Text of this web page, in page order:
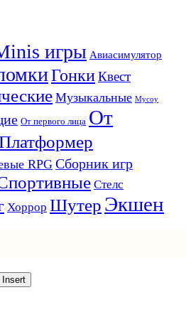
игры Авиасимулятор
ГонкиКвест
Музыкальные Мусоу
От первого лица От
RPGСборник игр
Стелс
Хоррор Шутер Экшен
Insert